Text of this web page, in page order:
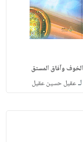
الخوف وآفاق المستق
لـعقيل حسين عقيل